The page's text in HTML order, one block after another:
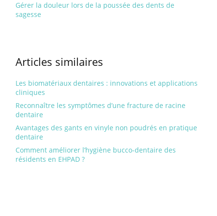
Gérer la douleur lors de la poussée des dents de
sagesse
Articles similaires
Les biomatériaux dentaires : innovations et applications
cliniques
Reconnaître les symptômes d’une fracture de racine
dentaire
Avantages des gants en vinyle non poudrés en pratique
dentaire
Comment améliorer l’hygiène bucco-dentaire des
résidents en EHPAD ?